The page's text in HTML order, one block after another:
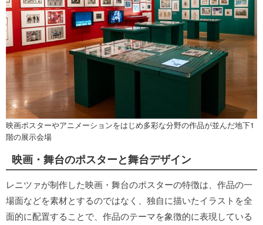
映画ポスターやアニメーションをはじめ多彩な分野の作品が並んだ地下1
階の展示会場
映画・舞台のポスターと舞台デザイン
レニツァが制作した映画・舞台のポスターの特徴は、作品の一
場面などを素材とするのではなく、独自に描いたイラストを全
面的に配置することで、作品のテーマを象徴的に表現している